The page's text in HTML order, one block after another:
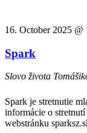
16. October 2025 @
Spark
Slovo života
Spark je stretnutie
informácie o stretnutí
webstránku